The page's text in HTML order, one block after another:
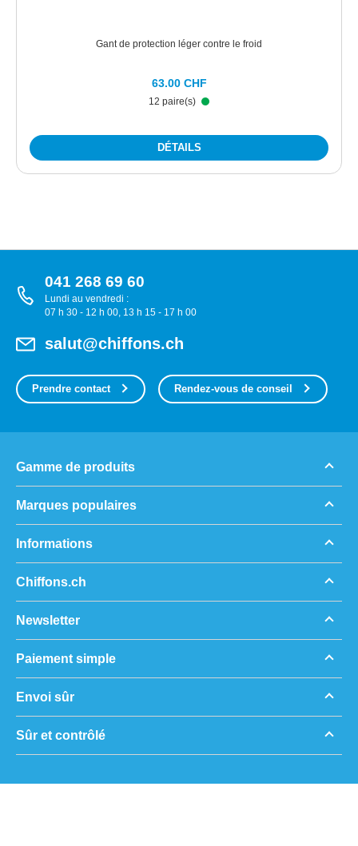
Gant de protection léger contre le froid
12 paire(s)
63.00 CHF
DÉTAILS
041 268 69 60
Lundi au vendredi :
07 h 30 - 12 h 00, 13 h 15 - 17 h 00
salut@chiffons.ch
Prendre contact Rendez-vous de conseil
Gamme de produits
Marques populaires
Informations
Chiffons.ch
Newsletter
Paiement simple
Envoi sûr
Sûr et contrôlé